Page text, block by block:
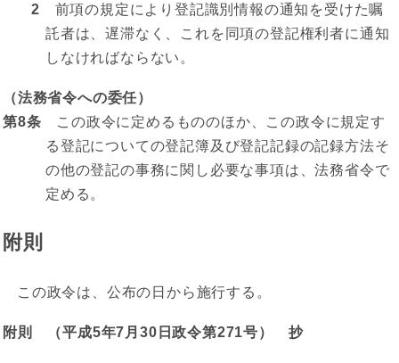
2 前項の規定により登記識別情報の通知を受けた嘱
託者は、遅滞なく、これを同項の登記権利者に通知
しなければならない。
（法務省令への委任）
第8条 この政令に定めるもののほか、この政令に規定す
る登記についての登記簿及び登記記録の記録方法そ
の他の登記の事務に関し必要な事項は、法務省令で
定める。
附則
この政令は、公布の日から施行する。
附則 （平成5年7月30日政令第271号） 抄